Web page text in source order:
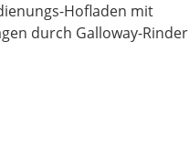
Hofladen mit
durch Galloway-Rinder